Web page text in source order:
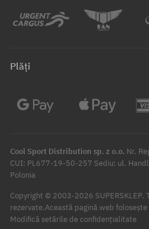
Plăți
Cool Sport Distribution sp. z o.o. Nr.
CUI: PL677-19-50-257 Sediu: ul.
Polonia
Copyright © 2003-2026 SUPERSKLEP.
rezervate.Această pagină web
Modifică setările de confidențialitate